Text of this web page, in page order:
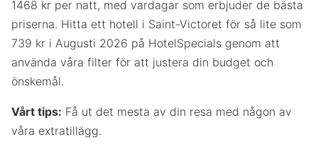
1468 kr per natt, med vardagar som erbjuder de bästa
priserna. Hitta ett hotell i Saint-Victoret för så lite som
739 kr i Augusti 2026 på HotelSpecials genom att
använda våra filter för att justera din budget och
önskemål.
Vårt tips: Få ut det mesta av din resa med någon av
våra extratillägg.